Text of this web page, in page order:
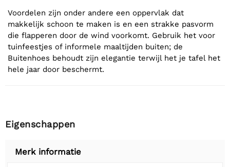
Voordelen zijn onder andere een oppervlak dat
makkelijk schoon te maken is en een strakke pasvorm
die flapperen door de wind voorkomt. Gebruik het voor
tuinfeestjes of informele maaltijden buiten; de
Buitenhoes behoudt zijn elegantie terwijl het je tafel het
hele jaar door beschermt.
Eigenschappen
Merk informatie